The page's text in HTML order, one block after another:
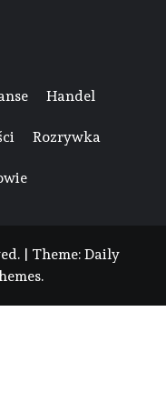
Handel
Rozrywka
Theme: Daily
.